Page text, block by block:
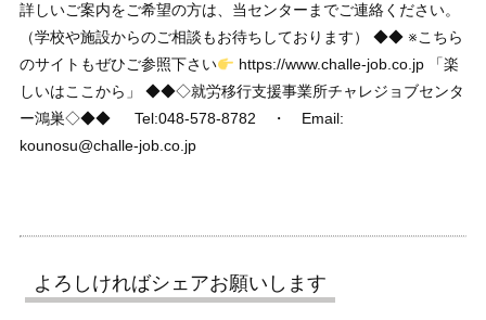
詳しいご案内をご希望の方は、当センターまでご連絡ください。
（学校や施設からのご相談もお待ちしております） ◆◆ ※こちら
のサイトもぜひご参照下さい
https://www.challe-job.co.jp 「楽
しいはここから」 ◆◆◇就労移行支援事業所チャレジョブセンタ
ー鴻巣◇◆◆ Tel:048-578-8782 ・ Email:
kounosu@challe-job.co.jp
よろしければシェアお願いします